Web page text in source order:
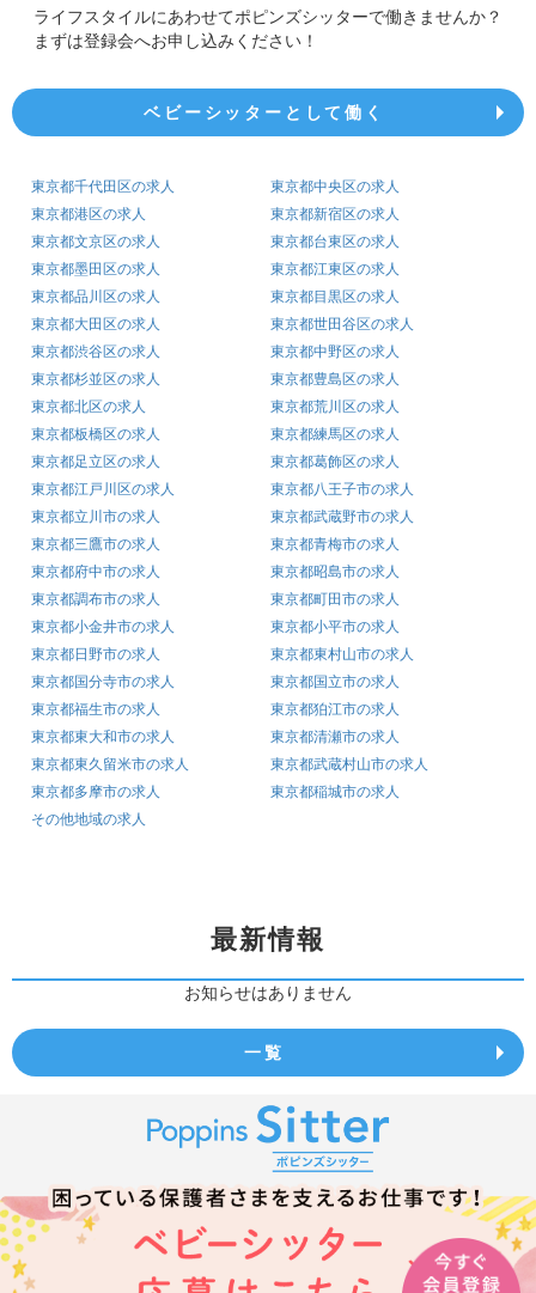
ライフスタイルにあわせてポピンズシッターで働きませんか？
まずは登録会へお申し込みください！
ベビーシッターとして働く
東京都千代田区の求人
東京都中央区の求人
東京都港区の求人
東京都新宿区の求人
東京都文京区の求人
東京都台東区の求人
東京都墨田区の求人
東京都江東区の求人
東京都品川区の求人
東京都目黒区の求人
東京都大田区の求人
東京都世田谷区の求人
東京都渋谷区の求人
東京都中野区の求人
東京都杉並区の求人
東京都豊島区の求人
東京都北区の求人
東京都荒川区の求人
東京都板橋区の求人
東京都練馬区の求人
東京都足立区の求人
東京都葛飾区の求人
東京都江戸川区の求人
東京都八王子市の求人
東京都立川市の求人
東京都武蔵野市の求人
東京都三鷹市の求人
東京都青梅市の求人
東京都府中市の求人
東京都昭島市の求人
東京都調布市の求人
東京都町田市の求人
東京都小金井市の求人
東京都小平市の求人
東京都日野市の求人
東京都東村山市の求人
東京都国分寺市の求人
東京都国立市の求人
東京都福生市の求人
東京都狛江市の求人
東京都東大和市の求人
東京都清瀬市の求人
東京都東久留米市の求人
東京都武蔵村山市の求人
東京都多摩市の求人
東京都稲城市の求人
その他地域の求人
最新情報
お知らせはありません
一覧